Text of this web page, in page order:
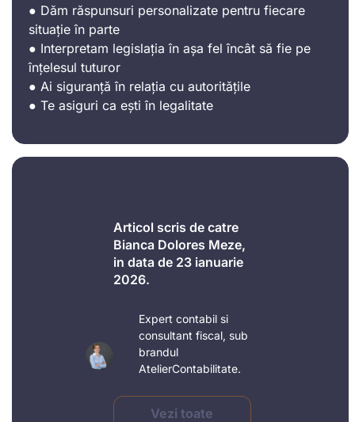
● Dăm răspunsuri personalizate pentru fiecare
situație în parte
● Interpretam legislația în așa fel încât să fie pe
înțelesul tuturor
● Ai siguranță în relația cu autoritățile
● Te asiguri ca ești în legalitate
Articol scris de catre
Bianca Dolores Meze,
in data de 23 ianuarie
2026.
Expert contabil si
consultant fiscal, sub
brandul
AtelierContabilitate.
Vezi toate